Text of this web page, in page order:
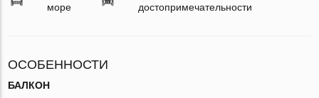
море
достопримечательности
ОСОБЕННОСТИ
БАЛКОН